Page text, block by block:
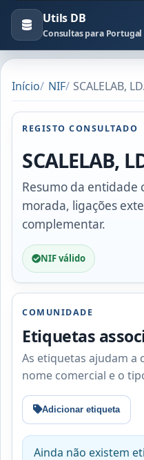
Utils DB
Consultas para Portugal
Início NIF SCALELAB,
REGISTO CONSULTADO
SCALELAB,
Resumo da entidade
morada, ligações
complementar.
NIF válido
COMUNIDADE
Etiquetas
As etiquetas ajudam a
nome comercial e o
Adicionar etiqueta
Ainda não existem